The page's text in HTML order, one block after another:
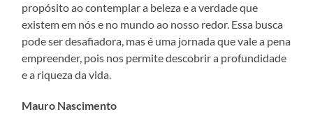
propósito ao contemplar a beleza e a verdade que
existem em nós e no mundo ao nosso redor. Essa busca
pode ser desafiadora, mas é uma jornada que vale a pena
empreender, pois nos permite descobrir a profundidade
e a riqueza da vida.
Mauro Nascimento